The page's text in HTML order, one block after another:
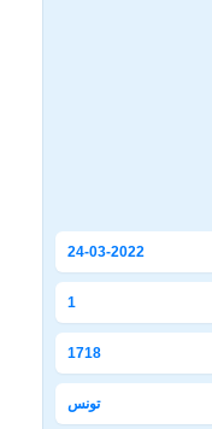
24-03-2022
1
1718
تونس